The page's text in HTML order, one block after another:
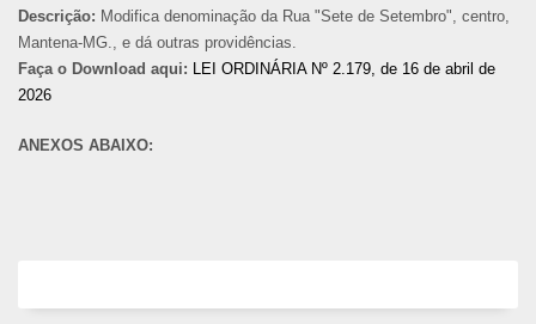
Descrição: Modifica denominação da Rua "Sete de Setembro", centro,
Mantena-MG., e dá outras providências.
Faça o Download aqui: LEI ORDINÁRIA Nº 2.179, de 16 de abril de
2026
ANEXOS ABAIXO: